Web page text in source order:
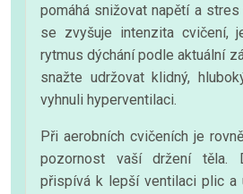
pomáhá snižovat napětí a
se zvyšuje intenzita cvičení,
rytmus dýchání podle aktuální
snažte udržovat klidný,
vyhnuli hyperventilaci.
Při aerobních cvičeních je
pozornost vaší držení těla.
přispívá k lepší ventilaci plic a